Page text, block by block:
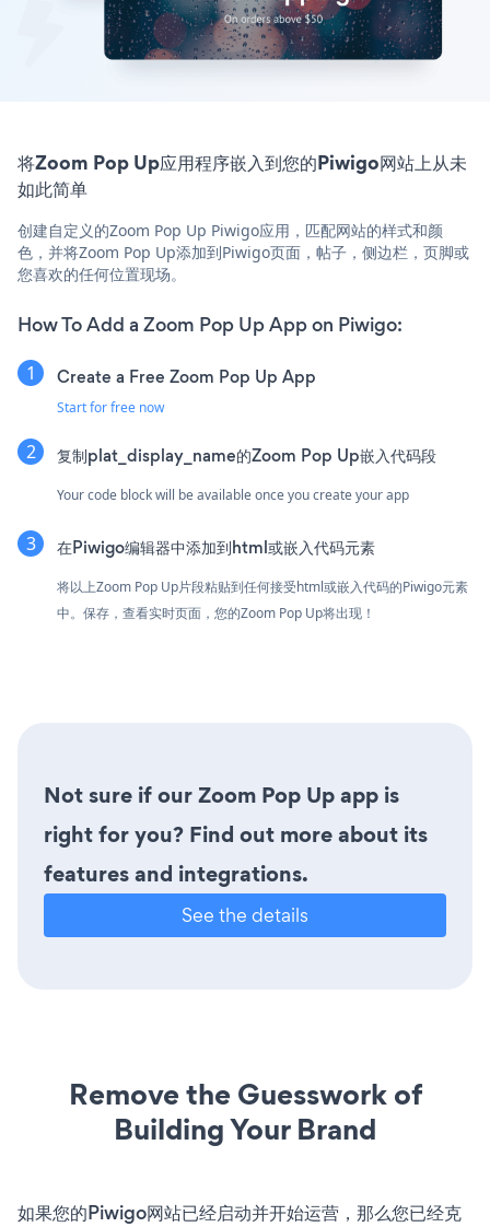
将Zoom Pop Up应用程序嵌入到您的Piwigo网站上从未
如此简单
创建自定义的Zoom Pop Up Piwigo应用，匹配网站的样式和颜
色，并将Zoom Pop Up添加到Piwigo页面，帖子，侧边栏，页脚或
您喜欢的任何位置现场。
How To Add a Zoom Pop Up App on Piwigo:
Create a Free Zoom Pop Up App
Start for free now
复制plat_display_name的Zoom Pop Up嵌入代码段
Your code block will be available once you create your app
在Piwigo编辑器中添加到html或嵌入代码元素
将以上Zoom Pop Up片段粘贴到任何接受html或嵌入代码的Piwigo元素
中。保存，查看实时页面，您的Zoom Pop Up将出现！
Not sure if our Zoom Pop Up app is
right for you? Find out more about its
features and integrations.
See the details
Remove the Guesswork of
Building Your Brand
如果您的Piwigo网站已经启动并开始运营，那么您已经克